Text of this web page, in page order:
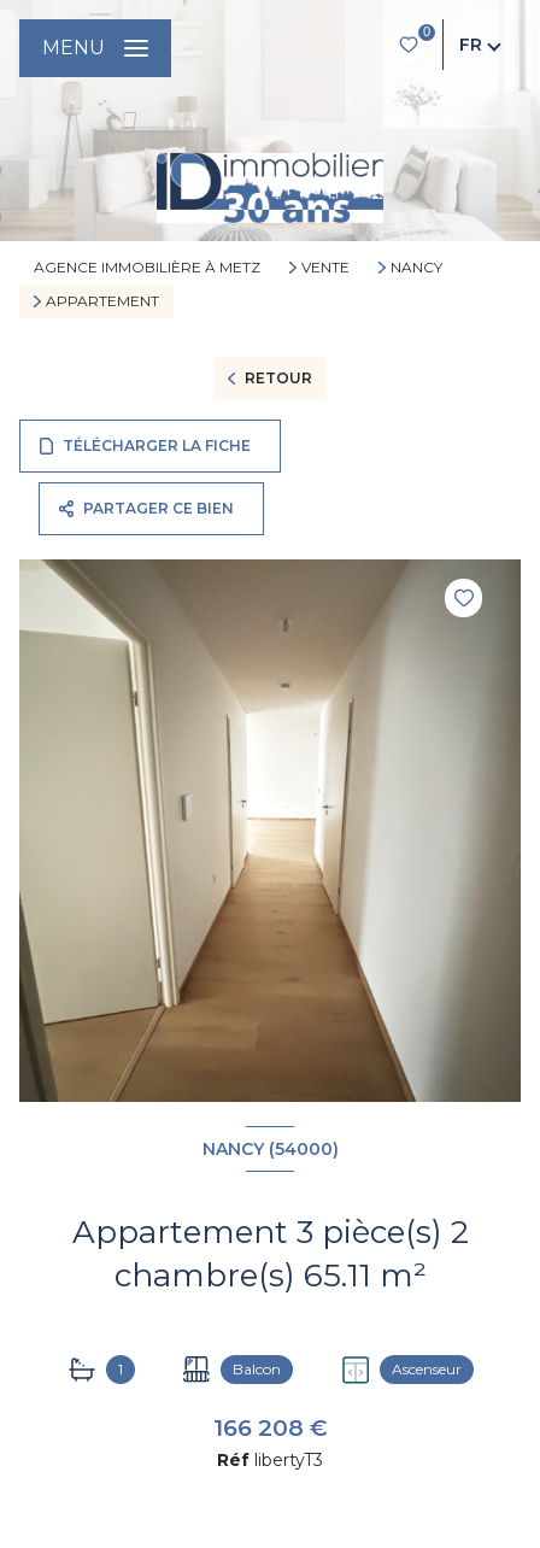
0
FR
MENU
AGENCE IMMOBILIÈRE À METZ VENTE
NANCY
APPARTEMENT
RETOUR
TÉLÉCHARGER LA FICHE
PARTAGER CE BIEN
NANCY (54000)
Appartement 3 pièce(s) 2
chambre(s) 65.11 m²
1 Balcon Ascenseur
166 208 €
Réf libertyT3